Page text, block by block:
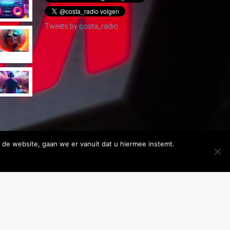
Tweets by costa_radio
website, gaan we er vanuit dat u hiermee instemt.